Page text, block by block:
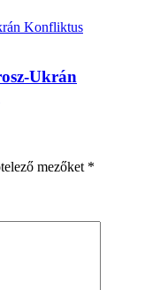
Ukrán
mezőket *